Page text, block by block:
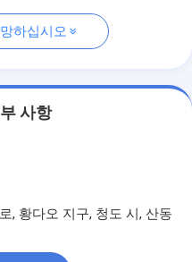
하십시오
사항
, 황다오 지구, 청도 시, 산동